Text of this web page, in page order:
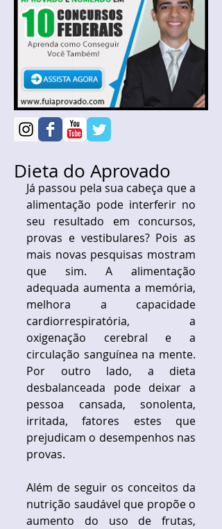
Dieta do Aprovado
Já passou pela sua cabeça que a
alimentação pode interferir no
seu resultado em concursos,
provas e vestibulares? Pois as
mais novas pesquisas mostram
que sim. A alimentação
adequada aumenta a memória,
melhora a capacidade
cardiorrespiratória, a
oxigenação cerebral e a
circulação sanguínea na mente.
Por outro lado, a dieta
desbalanceada pode deixar a
pessoa cansada, sonolenta,
irritada, fatores estes que
prejudicam o desempenhos nas
provas.
Além de seguir os conceitos da
nutrição saudável que propõe o
aumento do uso de frutas,